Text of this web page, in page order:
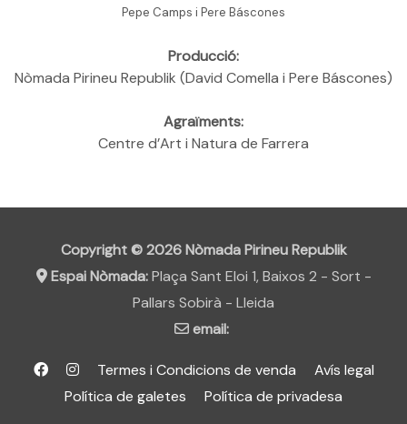
Pepe Camps i Pere Báscones
Producció:
Nòmada Pirineu Republik (David Comella i Pere Báscones)
Agraïments:
Centre d’Art i Natura de Farrera
Copyright © 2026Nòmada Pirineu Republik
Espai Nòmada:Plaça Sant Eloi 1, Baixos 2 - Sort -
Pallars Sobirà - Lleida
email:
Termes i Condicions de venda
Avís legal
Política de galetes
Política de privadesa